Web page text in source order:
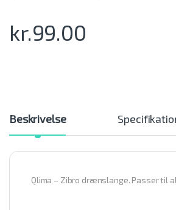
kr.99.00
Beskrivelse
Qlima – Zibro drænslange. Passer til